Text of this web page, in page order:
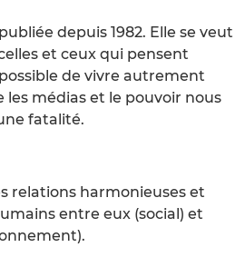
depuis 1982. Elle se veut
et ceux qui pensent
de vivre autrement
les médias et le pouvoir nous
fatalité.
relations harmonieuses et
entre eux (social) et